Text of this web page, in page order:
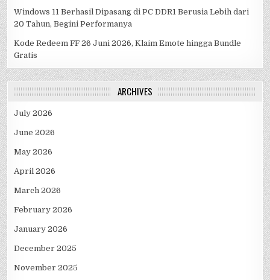
Windows 11 Berhasil Dipasang di PC DDR1 Berusia Lebih dari
20 Tahun, Begini Performanya
Kode Redeem FF 26 Juni 2026, Klaim Emote hingga Bundle
Gratis
ARCHIVES
July 2026
June 2026
May 2026
April 2026
March 2026
February 2026
January 2026
December 2025
November 2025